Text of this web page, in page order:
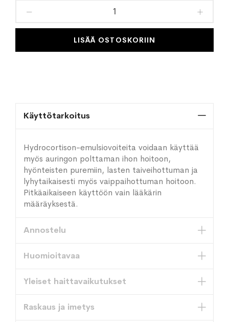
toivelistaan
LISÄÄ OSTOSKORIIN
Käyttötarkoitus
Hydrocortison-emulsiovoiteita voidaan käyttää
myös auringon polttaman ihon hoitoon,
hyönteisten puremiin, lasten taiveihottuman ja
lyhytaikaisesti myös vaippaihottuman hoitoon.
Pitkäaikaiseen käyttöön vain lääkärin
määräyksestä.
Annostelu
Huomioitavaa
Yleiset haittavaikutukset
Raskaus ja imetys